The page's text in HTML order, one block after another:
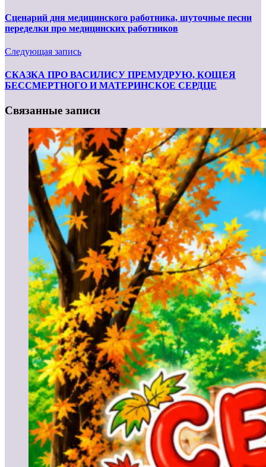
Сценарий дня медицинского работника, шуточные песни
переделки про медицинских работников
Следующая запись
СКАЗКА ПРО ВАСИЛИСУ ПРЕМУДРУЮ, КОЩЕЯ
БЕССМЕРТНОГО И МАТЕРИНСКОЕ СЕРДЦЕ
Связанные записи